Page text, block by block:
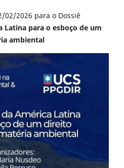
02/2026 para o Dossiê
Latina para o esboço de um
ambiental